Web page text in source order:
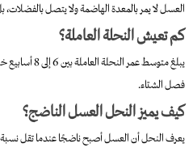
العسل لا يمر بالمعدة الهاضمة ولا يتصل
كم تعيش النحلة العاملة؟
يبلغ متوسط عمر
فصل الشتاء.
كيف يميز النحل العسل الناضج؟
يعرف النحل أن العسل أصبح ناضجًا عندما تقل نسبة